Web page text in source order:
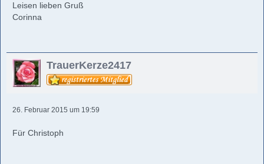
Leisen lieben Gruß
Corinna
TrauerKerze2417
26. Februar 2015 um 19:59
Für Christoph